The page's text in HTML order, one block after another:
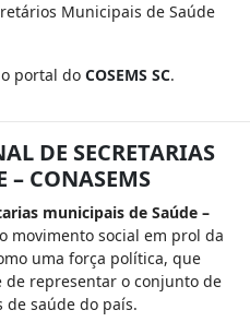
Municipais de Saúde
portal do COSEMS SC.
DE SECRETARIAS
– CONASEMS
municipais de Saúde –
movimento social em prol da
uma força política, que
de representar o conjunto de
de saúde do país.